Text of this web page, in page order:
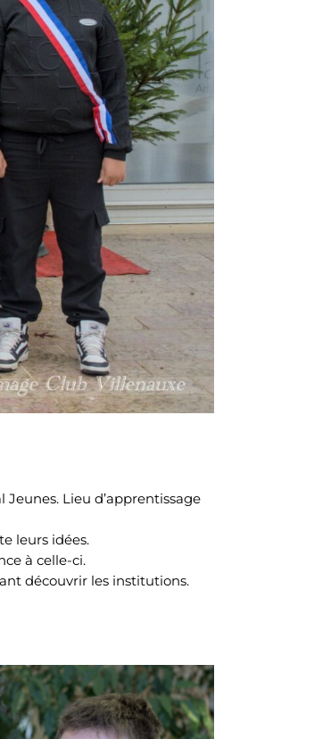
Lieu d’apprentissage
leurs idées.
à celle-ci.
découvrir les institutions.